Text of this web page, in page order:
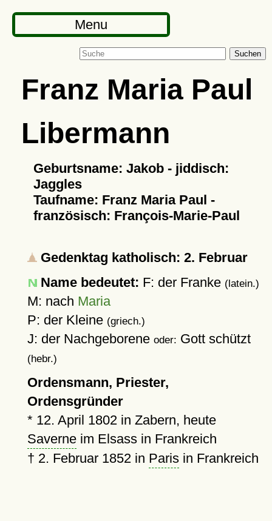
Menu
Suchen
Franz Maria Paul
Libermann
Geburtsname: Jakob - jiddisch:
Jaggles
Taufname: Franz Maria Paul -
französisch: François-Marie-Paul
Gedenktag katholisch: 2. Februar
Name bedeutet: F: der Franke (latein.)
M: nach Maria
P: der Kleine (griech.)
J: der Nachgeborene oder: Gott schützt
(hebr.)
Ordensmann, Priester,
Ordensgründer
* 12. April 1802in Zabern, heute
Saverneim Elsass in Frankreich
† 2. Februar 1852in Parisin Frankreich